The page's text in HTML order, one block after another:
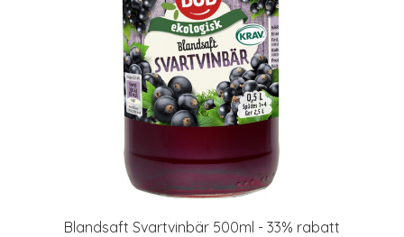
Blandsaft Svartvinbär 500ml - 33% rabatt